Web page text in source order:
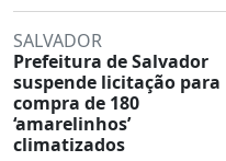
SALVADOR
Prefeitura de Salvador
suspende licitação para
compra de 180
‘amarelinhos’
climatizados